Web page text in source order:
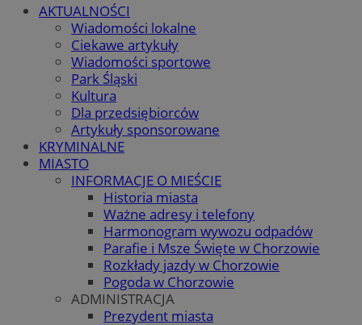
AKTUALNOŚCI
Wiadomości lokalne
Ciekawe artykuły
Wiadomości sportowe
Park Śląski
Kultura
Dla przedsiębiorców
Artykuły sponsorowane
KRYMINALNE
MIASTO
INFORMACJE O MIEŚCIE
Historia miasta
Ważne adresy i telefony
Harmonogram wywozu odpadów
Parafie i Msze Święte w Chorzowie
Rozkłady jazdy w Chorzowie
Pogoda w Chorzowie
ADMINISTRACJA
Prezydent miasta